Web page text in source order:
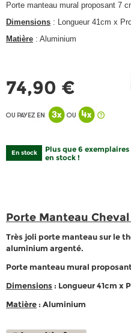
Porte manteau mural proposant 7
Dimensions : Longueur 41cm x
Matière : Aluminium
74,90 €
En stock
Plus que 6 exemplaires
en stock !
Porte Manteau
Très joli porte manteau sur le
aluminium argenté.
Porte manteau mural
Dimensions : Longueur 41cm x
Matière : Aluminium